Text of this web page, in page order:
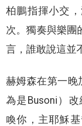
柏鵬指揮小交
次。獨奏與樂團
言，誰敢說這並
赫姆森在第一晚
為是Busoni）
喚你，主耶穌